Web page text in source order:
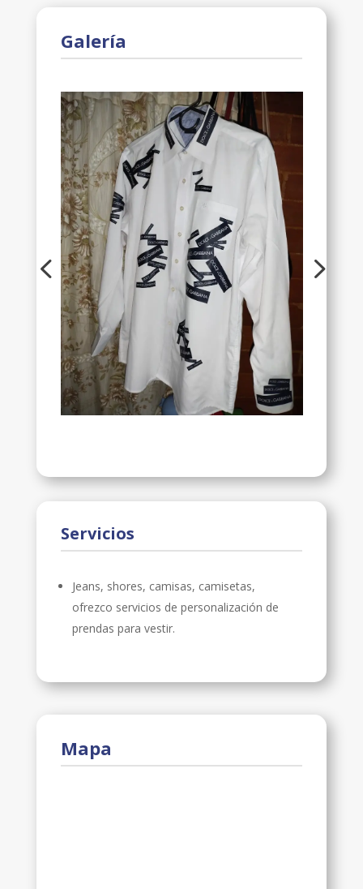
Galería
Servicios
Jeans, shores, camisas, camisetas,
ofrezco servicios de personalización de
prendas para vestir.
Mapa